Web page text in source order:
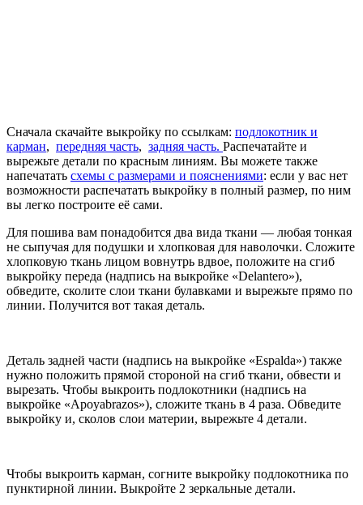
Сначала скачайте выкройку по ссылкам: подлокотник и
карман, передняя часть, задняя часть. Распечатайте и
вырежьте детали по красным линиям. Вы можете также
напечатать схемы с размерами и пояснениями: если у вас нет
возможности распечатать выкройку в полный размер, по ним
вы легко построите её сами.
Для пошива вам понадобится два вида ткани — любая тонкая
не сыпучая для подушки и хлопковая для наволочки. Сложите
хлопковую ткань лицом вовнутрь вдвое, положите на сгиб
выкройку переда (надпись на выкройке «Delantero»),
обведите, сколите слои ткани булавками и вырежьте прямо по
линии. Получится вот такая деталь.
Деталь задней части (надпись на выкройке «Espalda») также
нужно положить прямой стороной на сгиб ткани, обвести и
вырезать. Чтобы выкроить подлокотники (надпись на
выкройке «Apoyabrazos»), сложите ткань в 4 раза. Обведите
выкройку и, сколов слои материи, вырежьте 4 детали.
Чтобы выкроить карман, согните выкройку подлокотника по
пунктирной линии. Выкройте 2 зеркальные детали.